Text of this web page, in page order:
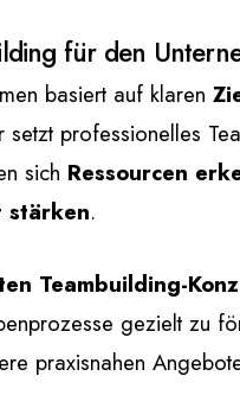
für den
basiert auf klaren
setzt professionelles
sich Ressourcen
stärken.
Teambuilding-
gezielt zu
praxisnahen